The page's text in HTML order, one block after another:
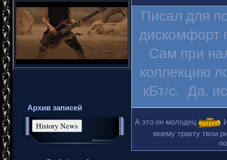
Архив записей
Писал для
дискомфорт
Сам при
коллекцию
кБт/с. Да,
А это он молодец
моему тракту твои